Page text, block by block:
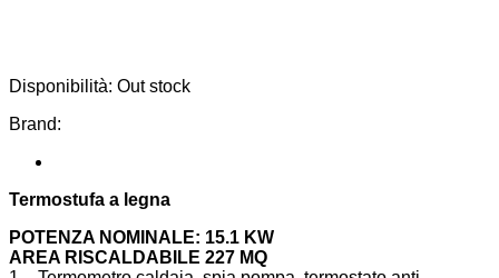
Disponibilità: Out stock
Brand:
Termostufa a legna
POTENZA NOMINALE: 15.1 KW
AREA RISCALDABILE 227 MQ